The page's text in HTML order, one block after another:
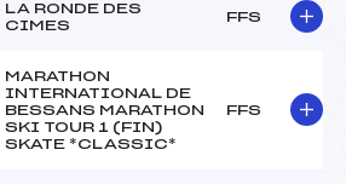
LA RONDE DES
CIMES
FFS
MARATHON
INTERNATIONAL DE
BESSANS MARATHON
SKI TOUR 1 (FIN)
SKATE *CLASSIC*
FFS